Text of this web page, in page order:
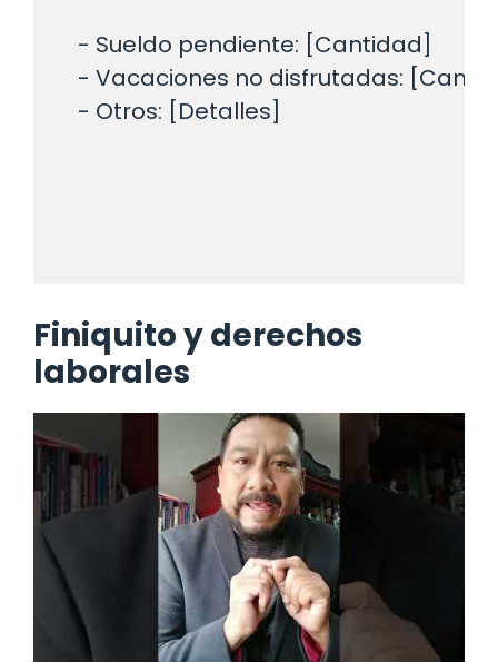
    - Sueldo pendiente: [Cantidad]
- Vacaciones no disfrutadas:
    - Otros: [Detalles]
Finiquito y derechos
laborales